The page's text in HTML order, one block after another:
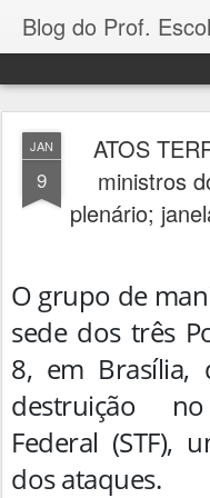
JAN
9
ATOS
ministros
plenário;
O grupo de
sede dos três
8, em Brasília,
destruição
Federal (STF),
dos ataques.